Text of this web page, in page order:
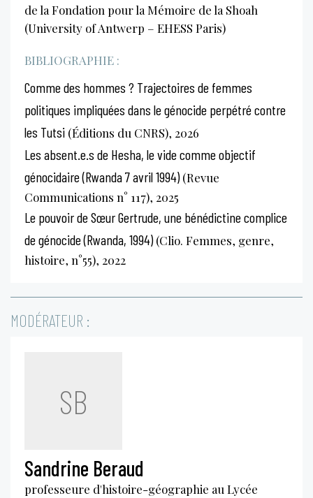
de la Fondation pour la Mémoire de la Shoah
(University of Antwerp – EHESS Paris)
BIBLIOGRAPHIE :
Comme des hommes ? Trajectoires de femmes
politiques impliquées dans le génocide perpétré contre
les Tutsi (Éditions du CNRS), 2026
Les absent.e.s de Hesha, le vide comme objectif
génocidaire (Rwanda 7 avril 1994)(Revue
Communications n° 117), 2025
Le pouvoir de Sœur Gertrude, une bénédictine complice
de génocide (Rwanda, 1994)(Clio. Femmes, genre,
histoire, n°55), 2022
MODÉRATEUR :
SB
Sandrine Beraud
professeure d'histoire-géographie au Lycée